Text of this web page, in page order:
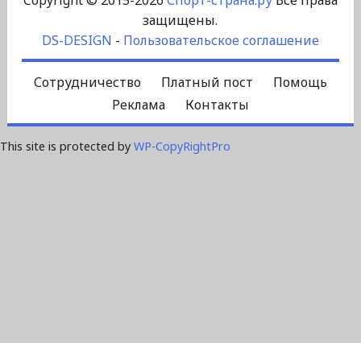
защищены.
DS-DESIGN - Пользовательское соглашение
Сотрудничество Платный пост
Помощь
Реклама
Контакты
This site is protected by WP-CopyRightPro